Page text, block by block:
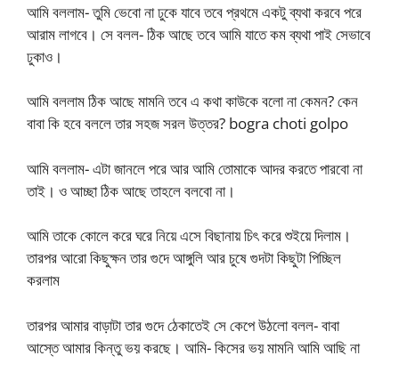
আমি বললাম- তুমি ভেবো না ঢুকে যাবে তবে প্রথমে একটু ব্যথা করবে পরে
আরাম লাগবে। সে বলল- ঠিক আছে তবে আমি যাতে কম ব্যথা পাই সেভাবে
ঢুকাও।
আমি বললাম ঠিক আছে মামনি তবে এ কথা কাউকে বলো না কেমন? কেন
বাবা কি হবে বললে তার সহজ সরল উত্তর? bogra choti golpo
আমি বললাম- এটা জানলে পরে আর আমি তোমাকে আদর করতে পারবো না
তাই। ও আচ্ছা ঠিক আছে তাহলে বলবো না।
আমি তাকে কোলে করে ঘরে নিয়ে এসে বিছানায় চিৎ করে শুইয়ে দিলাম।
তারপর আরো কিছুক্ষন তার গুদে আঙ্গুলি আর চুষে গুদটা কিছুটা পিচ্ছিল
করলাম
তারপর আমার বাড়াটা তার গুদে ঠেকাতেই সে কেপে উঠলো বলল- বাবা
আস্তে আমার কিন্তু ভয় করছে। আমি- কিসের ভয় মামনি আমি আছি না